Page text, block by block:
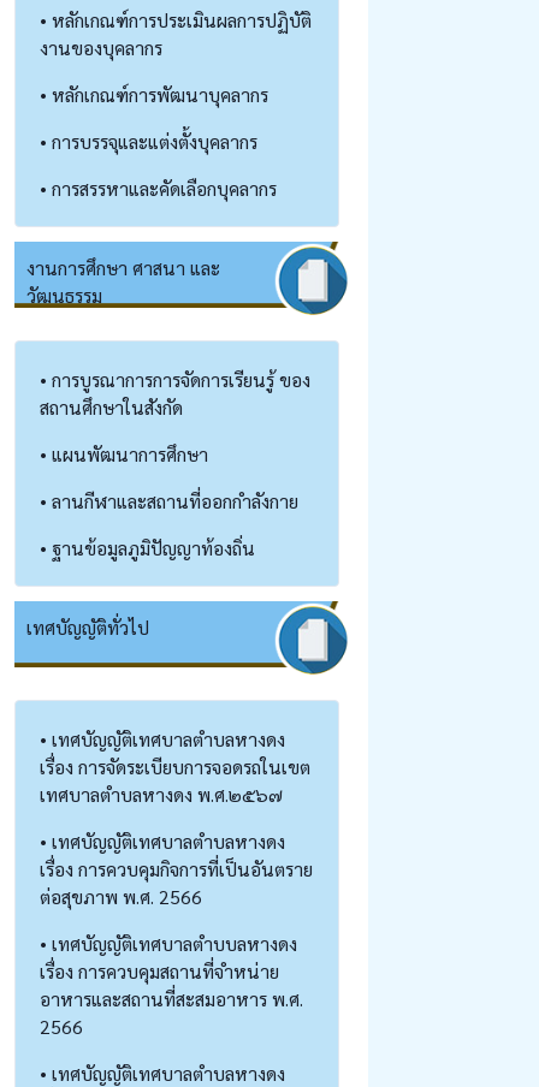
• หลักเกณฑ์การประเมินผลการปฏิบัติ
งานของบุคลากร
• หลักเกณฑ์การพัฒนาบุคลากร
• การบรรจุและแต่งตั้งบุคลากร
• การสรรหาและคัดเลือกบุคลากร
งานการศึกษา ศาสนา และ
วัฒนธรรม
• การบูรณาการการจัดการเรียนรู้ ของ
สถานศึกษาในสังกัด
• แผนพัฒนาการศึกษา
• ลานกีฬาและสถานที่ออกกำลังกาย
• ฐานข้อมูลภูมิปัญญาท้องถิ่น
เทศบัญญัติทั่วไป
• เทศบัญญัติเทศบาลตำบลหางดง
เรื่อง การจัดระเบียบการจอดรถในเขต
เทศบาลตำบลหางดง พ.ศ.๒๕๖๗
• เทศบัญญัติเทศบาลตำบลหางดง
เรื่อง การควบคุมกิจการที่เป็นอันตราย
ต่อสุขภาพ พ.ศ. 2566
• เทศบัญญัติเทศบาลตำบบลหางดง
เรื่อง การควบคุมสถานที่จำหน่าย
อาหารและสถานที่สะสมอาหาร พ.ศ.
2566
• เทศบัญญัติเทศบาลตำบลหางดง